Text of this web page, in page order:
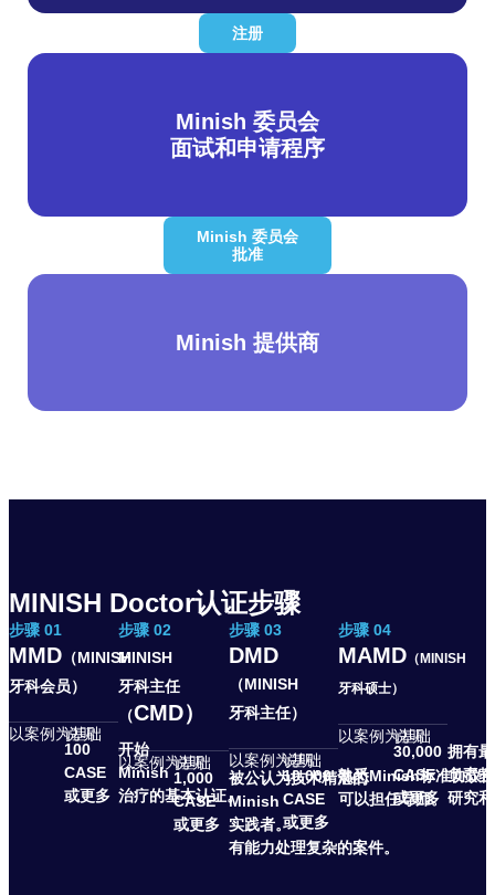
注册
Minish 委员会
面试和申请程序
Minish 委员会
批准
Minish 提供商
MINISH Doctor认证步骤
步骤 01
MMD （MINISH
牙科会员）
以案例为基础
100
CASE
或更多
说明
开始
Minish
治疗的基本认证。
步骤 02
MINISH
牙科主任
（CMD）
以案例为基础
1,000
CASE
或更多
说明
被公认为技术精湛的
Minish
实践者。
有能力处理复杂的案件。
步骤 03
DMD
（MINISH
牙科主任）
以案例为基础
10,000
CASE
或更多
说明
熟悉Minish标准协议
可以担任导师。
步骤 04
MAMD （MINISH
牙科硕士）
以案例为基础
30,000
CASE
或更多
说明
拥有
负责
研究